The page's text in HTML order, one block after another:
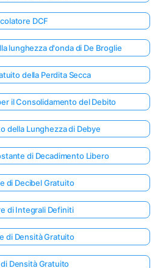
DCF
lunghezza d'onda di De Broglie
della Perdita Secca
il Consolidamento del Debito
della Lunghezza di Debye
di Decadimento Libero
di Decibel Gratuito
di Integrali Definiti
di Densità Gratuito
Densità Gratuito